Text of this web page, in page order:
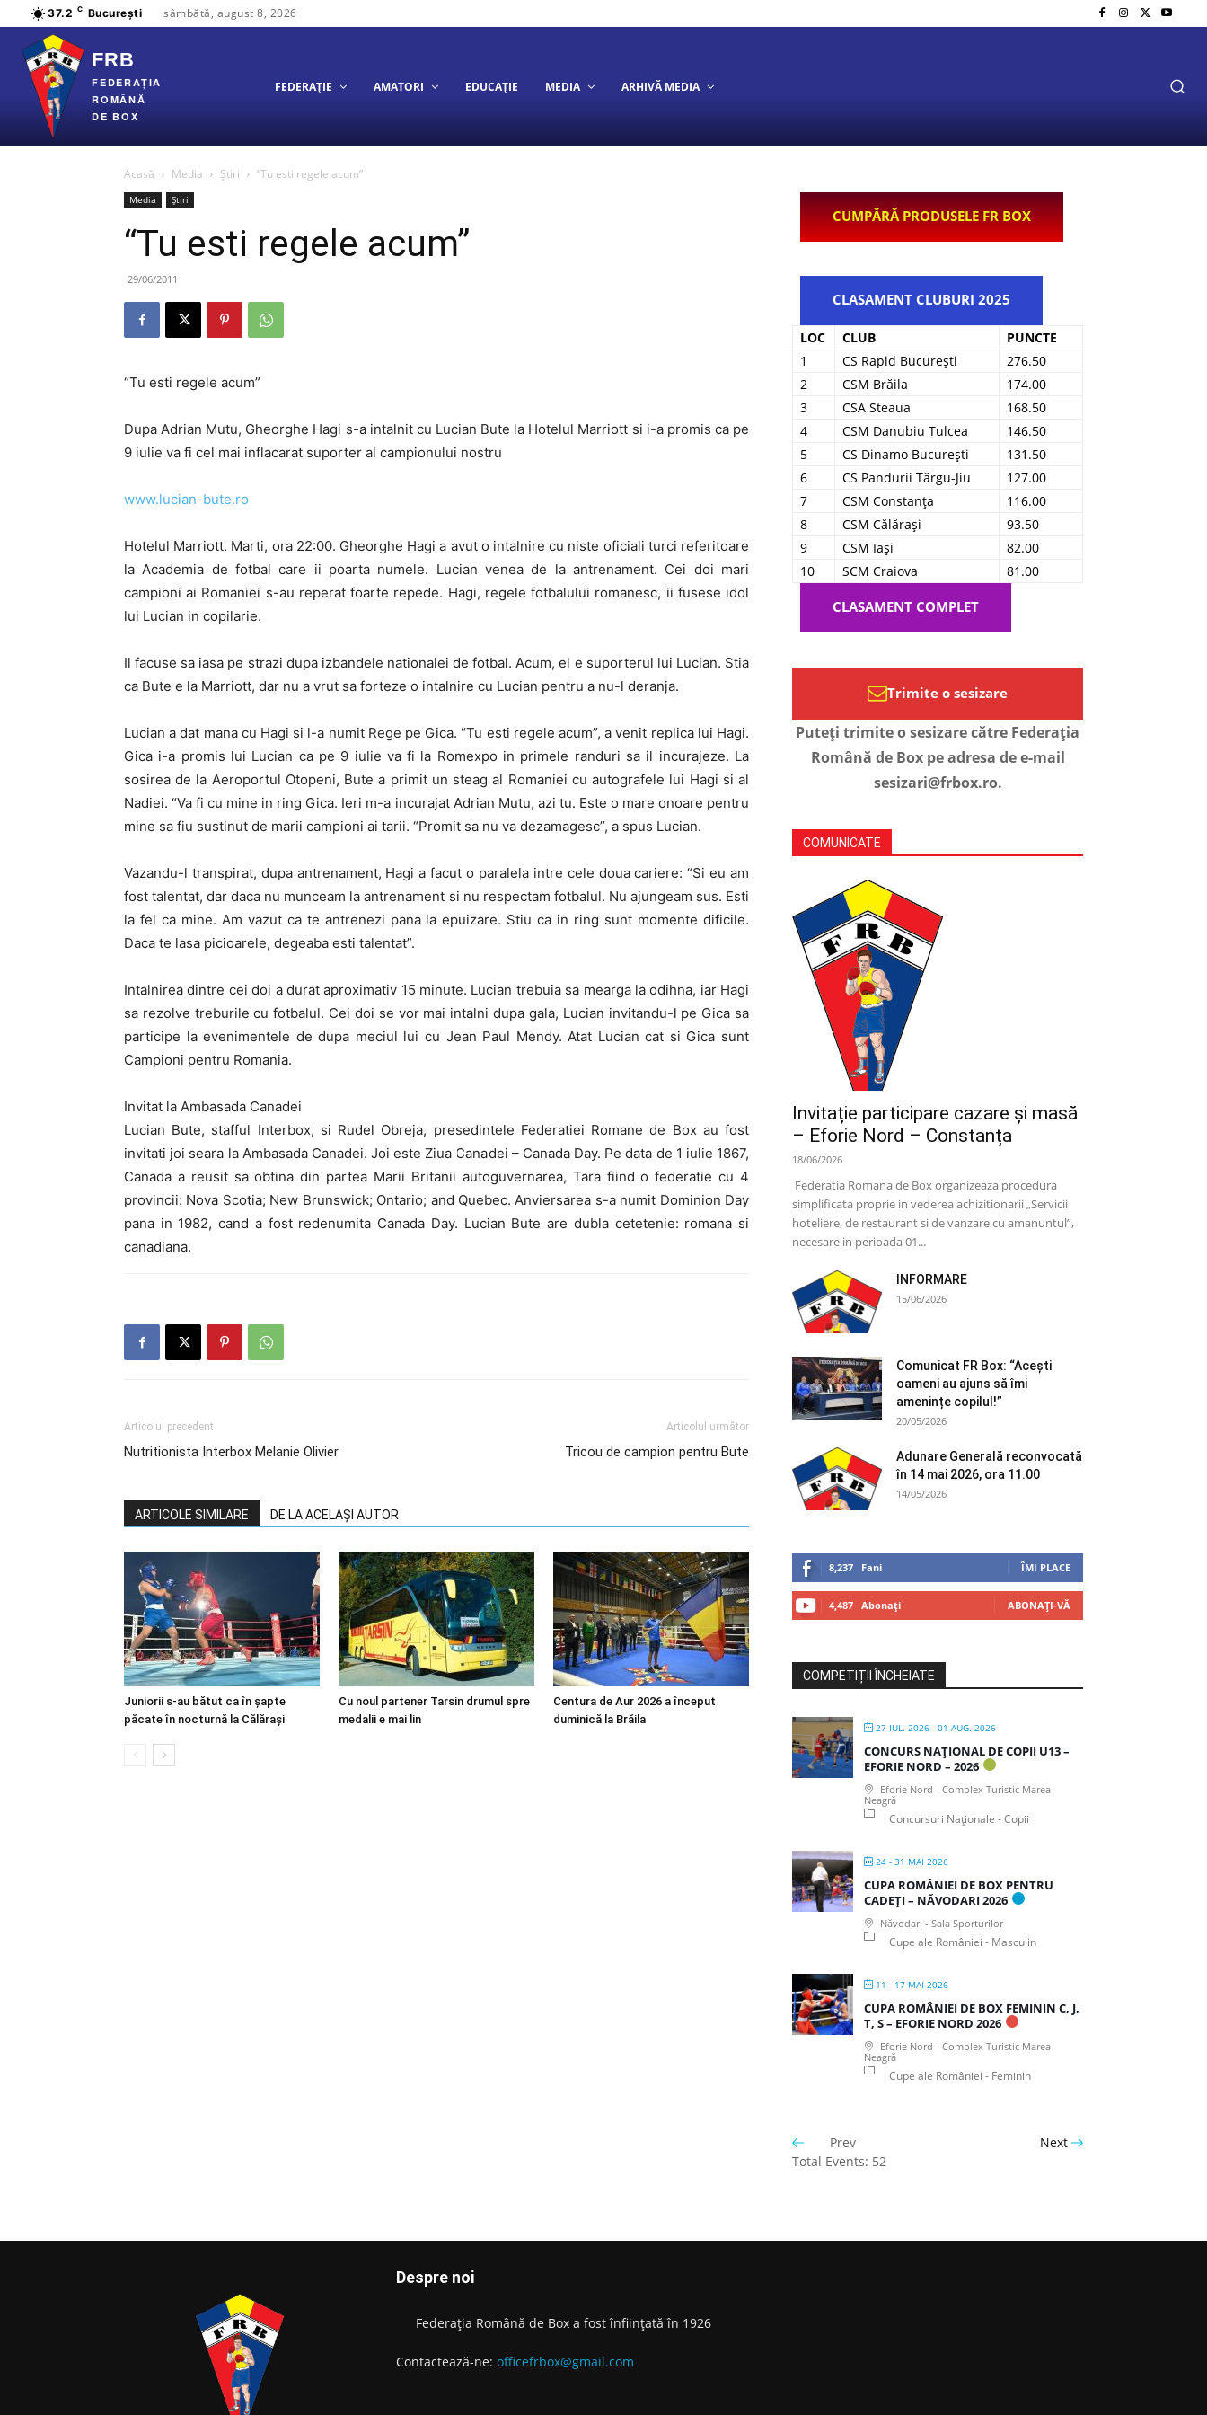
37.2 C București sâmbătă, august 8, 2026
FRB
FEDERAȚIA
ROMÂNĂ
DE BOX
FEDERAȚIE AMATORI EDUCAȚIE MEDIA ARHIVĂ MEDIA
Acasă Media Știri “Tu esti regele acum”
Media Știri
“Tu esti regele acum”
29/06/2011
“Tu esti regele acum”
Dupa Adrian Mutu, Gheorghe Hagi s-a intalnit cu Lucian Bute la Hotelul Marriott si i-a promis ca pe
9 iulie va fi cel mai inflacarat suporter al campionului nostru
www.lucian-bute.ro
Hotelul Marriott. Marti, ora 22:00. Gheorghe Hagi a avut o intalnire cu niste oficiali turci referitoare
la Academia de fotbal care ii poarta numele. Lucian venea de la antrenament. Cei doi mari
campioni ai Romaniei s-au reperat foarte repede. Hagi, regele fotbalului romanesc, ii fusese idol
lui Lucian in copilarie.
Il facuse sa iasa pe strazi dupa izbandele nationalei de fotbal. Acum, el e suporterul lui Lucian. Stia
ca Bute e la Marriott, dar nu a vrut sa forteze o intalnire cu Lucian pentru a nu-l deranja.
Lucian a dat mana cu Hagi si l-a numit Rege pe Gica. “Tu esti regele acum”, a venit replica lui Hagi.
Gica i-a promis lui Lucian ca pe 9 iulie va fi la Romexpo in primele randuri sa il incurajeze. La
sosirea de la Aeroportul Otopeni, Bute a primit un steag al Romaniei cu autografele lui Hagi si al
Nadiei. “Va fi cu mine in ring Gica. Ieri m-a incurajat Adrian Mutu, azi tu. Este o mare onoare pentru
mine sa fiu sustinut de marii campioni ai tarii. “Promit sa nu va dezamagesc”, a spus Lucian.
Vazandu-l transpirat, dupa antrenament, Hagi a facut o paralela intre cele doua cariere: “Si eu am
fost talentat, dar daca nu munceam la antrenament si nu respectam fotbalul. Nu ajungeam sus. Esti
la fel ca mine. Am vazut ca te antrenezi pana la epuizare. Stiu ca in ring sunt momente dificile.
Daca te lasa picioarele, degeaba esti talentat”.
Intalnirea dintre cei doi a durat aproximativ 15 minute. Lucian trebuia sa mearga la odihna, iar Hagi
sa rezolve treburile cu fotbalul. Cei doi se vor mai intalni dupa gala, Lucian invitandu-l pe Gica sa
participe la evenimentele de dupa meciul lui cu Jean Paul Mendy. Atat Lucian cat si Gica sunt
Campioni pentru Romania.
Invitat la Ambasada Canadei
Lucian Bute, stafful Interbox, si Rudel Obreja, presedintele Federatiei Romane de Box au fost
invitati joi seara la Ambasada Canadei. Joi este Ziua Canadei – Canada Day. Pe data de 1 iulie 1867,
Canada a reusit sa obtina din partea Marii Britanii autoguvernarea, Tara fiind o federatie cu 4
provincii: Nova Scotia; New Brunswick; Ontario; and Quebec.Anviersarea s-a numit Dominion Day
pana in 1982, cand a fost redenumita Canada Day. Lucian Bute are dubla cetetenie: romana si
canadiana.
Articolul precedent
Nutritionista Interbox Melanie Olivier
Articolul următor
Tricou de campion pentru Bute
ARTICOLE SIMILARE DE LA ACELAȘI AUTOR
Juniorii s-au bătut ca în șapte
păcate în nocturnă la Călărași
Cu noul partener Tarsin drumul spre
medalii e mai lin
Centura de Aur 2026 a început
duminică la Brăila
CUMPĂRĂ PRODUSELE FR BOX
CLASAMENT CLUBURI 2025
LOC CLUB
PUNCTE
1
CS Rapid București
276.50
2
CSM Brăila
174.00
3
CSA Steaua
168.50
4
CSM Danubiu Tulcea
146.50
5
CS Dinamo București
131.50
6
CS Pandurii Târgu-Jiu
127.00
7
CSM Constanța
116.00
8
CSM Călărași
93.50
9
CSM Iași
82.00
10
SCM Craiova 81.00
CLASAMENT COMPLET
Trimite o sesizare
Puteți trimite o sesizare către Federația
Română de Box pe adresa de e-mail
sesizari@frbox.ro.
COMUNICATE
Invitație participare cazare și masă
– Eforie Nord – Constanța
18/06/2026
Federatia Romana de Box organizeaza procedura
simplificata proprie in vederea achizitionarii „Servicii
hoteliere, de restaurant si de vanzare cu amanuntul”,
necesare in perioada 01...
INFORMARE
15/06/2026
Comunicat FR Box: “Acești
oameni au ajuns să îmi
amenințe copilul!”
20/05/2026
Adunare Generală reconvocată
în 14 mai 2026, ora 11.00
14/05/2026
8,237 Fani ÎMI PLACE
4,487 Abonați ABONAȚI-VĂ
COMPETIȚII ÎNCHEIATE
27 IUL. 2026 - 01 AUG. 2026
CONCURS NAȚIONAL DE COPII U13 –
EFORIE NORD – 2026
Eforie Nord - Complex Turistic Marea
Neagră
Concursuri Naționale - Copii
24 - 31 MAI 2026
CUPA ROMÂNIEI DE BOX PENTRU
CADEȚI – NĂVODARI 2026
Năvodari - Sala Sporturilor
Cupe ale României - Masculin
11 - 17 MAI 2026
CUPA ROMÂNIEI DE BOX FEMININ C, J,
T, S – EFORIE NORD 2026
Eforie Nord - Complex Turistic Marea
Neagră
Cupe ale României - Feminin
Prev
Next
Total Events: 52
Despre noi
Federația Română de Box a fost înființată în 1926
Contactează-ne: officefrbox@gmail.com